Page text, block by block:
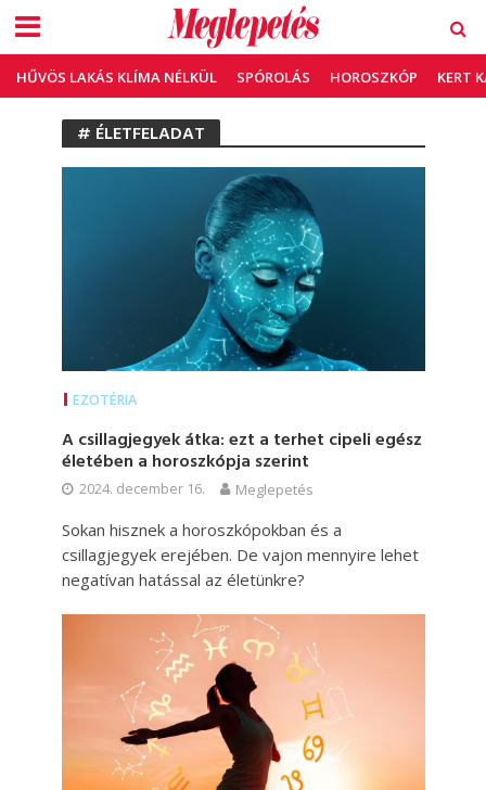
HŰVÖS LAKÁS KLÍMA NÉLKÜL SPÓROLÁS HOROSZKÓP KERT
# ÉLETFELADAT
EZOTÉRIA
A csillagjegyek átka: ezt a terhet cipeli egész
életében a horoszkópja szerint
2024. december 16. Meglepetés
Sokan hisznek a horoszkópokban és a
csillagjegyek erejében. De vajon mennyire lehet
negatívan hatással az életünkre?